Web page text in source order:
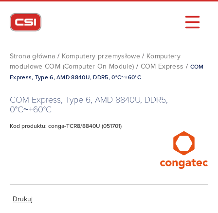
Strona główna / Komputery przemysłowe / Komputery
modułowe COM (Computer On Module) / COM Express / COM
Express, Type 6, AMD 8840U, DDR5, 0°C~+60°C
COM Express, Type 6, AMD 8840U, DDR5,
0°C~+60°C
Kod produktu: conga-TCR8/8840U (051701)
Drukuj